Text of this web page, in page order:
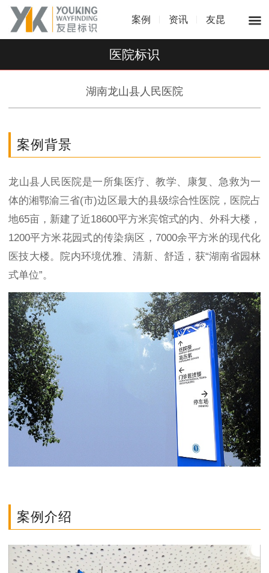
案例 资讯 友昆
医院标识
湖南龙山县人民医院
案例背景
龙山县人民医院是一所集医疗、教学、康复、急救为一
体的湘鄂渝三省(市)边区最大的县级综合性医院，医院占
地65亩，新建了近18600平方米宾馆式的内、外科大楼，
1200平方米花园式的传染病区，7000余平方米的现代化
医技大楼。院内环境优雅、清新、舒适，获“湖南省园林
式单位”。
案例介绍